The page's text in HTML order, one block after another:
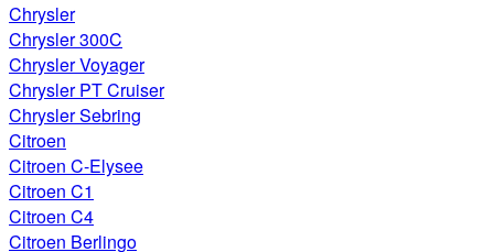
Chrysler
Chrysler 300C
Chrysler Voyager
Chrysler PT Cruiser
Chrysler Sebring
Citroen
Citroen C-Elysee
Citroen C1
Citroen C4
Citroen Berlingo